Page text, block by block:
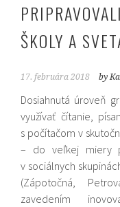
ŠKOLY A
17. februára 2018 by
Dosiahnutá úroveň
využívať čítanie,
s počítačom v
– do veľkej miery
v sociálnych
(Zápotočná,
zavedením